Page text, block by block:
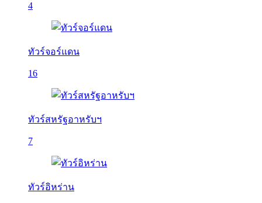
4
ทัวร์จอร์แดน
16
ทัวร์สหรัฐอาหรับฯ
7
ทัวร์อิหร่าน